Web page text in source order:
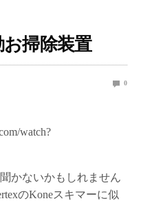
掃除装置
0
watch?
かないかもしれません
のKoneスキマーに似